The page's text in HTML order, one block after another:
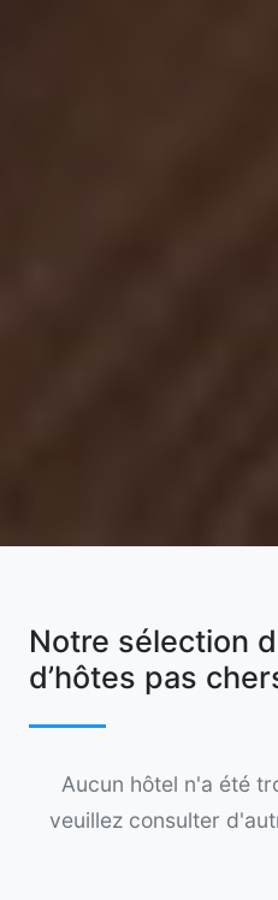
Notre sélection
d’hôtes pas
Aucun hôtel n'a été
veuillez consulter